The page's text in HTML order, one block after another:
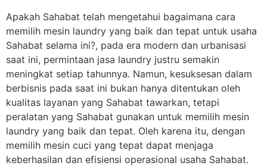
Apakah Sahabat telah mengetahui bagaimana cara
memilih mesin laundry yang baik dan tepat untuk usaha
Sahabat selama ini?, pada era modern dan urbanisasi
saat ini, permintaan jasa laundry justru semakin
meningkat setiap tahunnya. Namun, kesuksesan dalam
berbisnis pada saat ini bukan hanya ditentukan oleh
kualitas layanan yang Sahabat tawarkan, tetapi
peralatan yang Sahabat gunakan untuk memilih mesin
laundry yang baik dan tepat. Oleh karena itu, dengan
memilih mesin cuci yang tepat dapat menjaga
keberhasilan dan efisiensi operasional usaha Sahabat.